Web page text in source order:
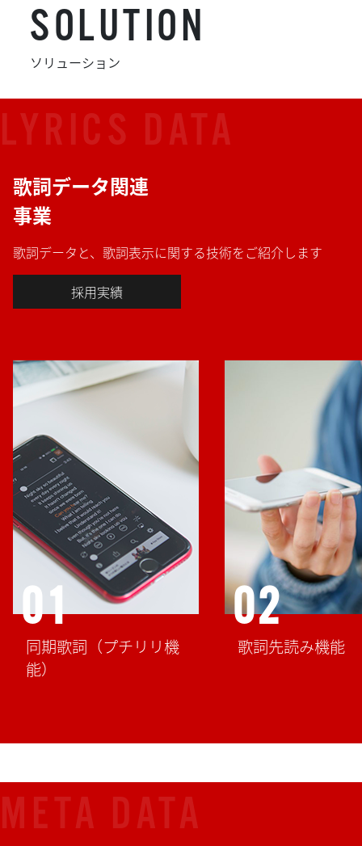
SOLUTION
ソリューション
LYRICS DATA
歌詞データ関連
事業
歌詞データと、歌詞表示に関する技術をご紹介します
採用実績
01
同期歌詞（プチリリ機
能）
02
歌詞先読み機能
META DATA